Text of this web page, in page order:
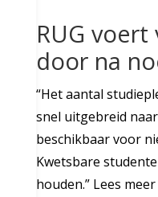
RUG
door na
“Het aantal
snel uitgebreid
beschikbaar voor
Kwetsbare
houden.” Lees